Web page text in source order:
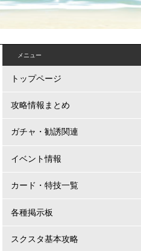
メニュー
トップページ
攻略情報まとめ
ガチャ・勧誘関連
イベント情報
カード・特技一覧
各種掲示板
スクスタ基本攻略